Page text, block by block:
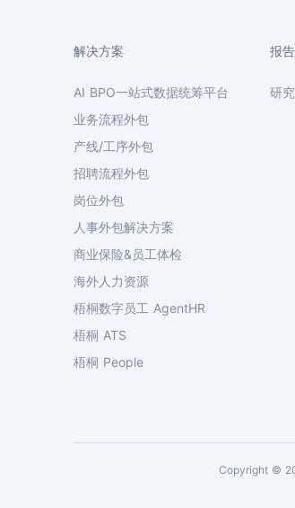
解决方案
AI BPO一站式数据统筹平台
业务流程外包
产线/工序外包
招聘流程外包
岗位外包
人事外包解决方案
商业保险&员工体检
海外人力资源
梧桐数字员工 AgentHR
梧桐 ATS
梧桐 People
报
研
Copyright ©